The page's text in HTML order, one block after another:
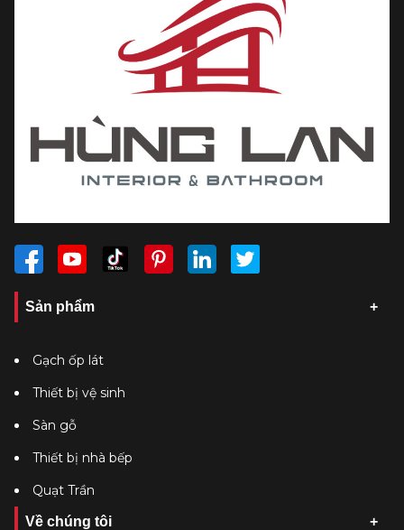
Sản phẩm
Gạch ốp lát
Thiết bị vệ sinh
Sàn gỗ
Thiết bị nhà bếp
Quạt Trần
Về chúng tôi